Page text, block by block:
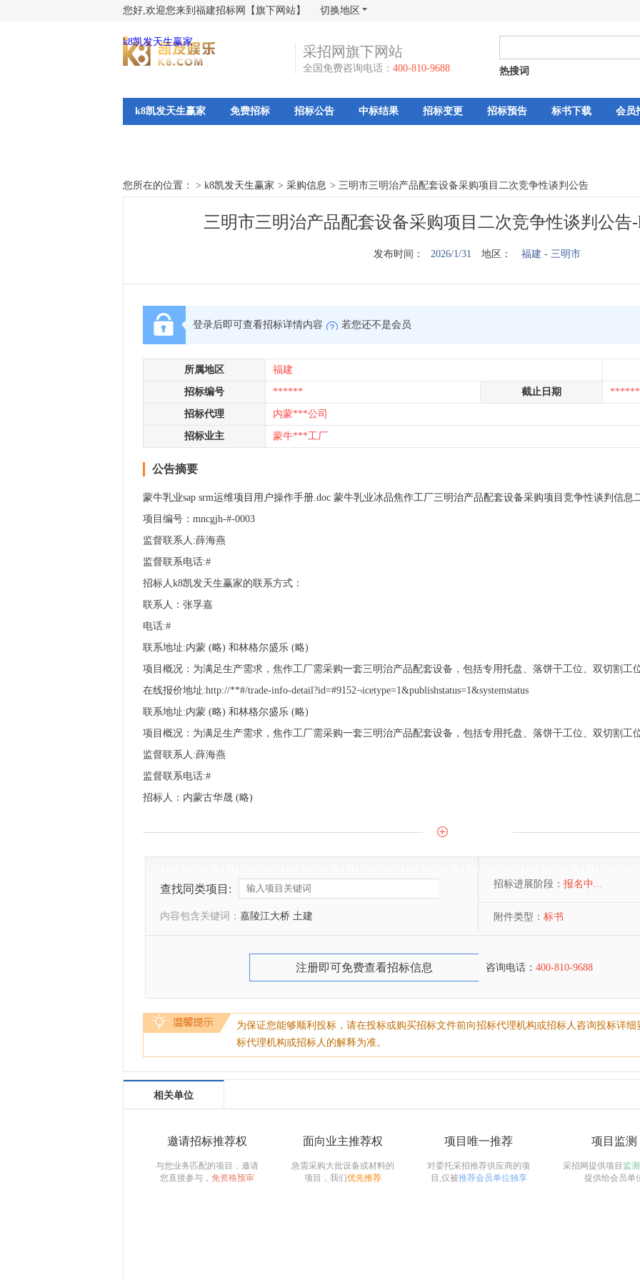
您好,欢迎您来到福建招标网【旗下网站】 切换地区
k8凯发天生赢家
采招网旗下网站
全国免费咨询电话： 400-810-9688 热搜词
k8凯发天生赢家 免费招标 招标公告 中标结果 招标变更 招标预告 标书下载 会员
您所在的位置： > k8凯发天生赢家 > 采购信息 > 三明市三明治产品配套设备采购项目二次竞争性谈判公告
三明市三明治产品配套设备采购项目二次竞争性谈判公告
发布时间： 2026/1/31 地区： 福建 - 三明市
登录后即可查看招标详情内容 若您还不是会员
所属地区 福建
招标编号 ****** 截止日期 ******
招标代理 内蒙***公司
招标业主 蒙牛***工厂
公告摘要
蒙牛乳业sap srm运维项目用户操作手册.doc 蒙牛乳业冰品焦作工厂三明治产品配套设备采购项目竞争性谈判信息
项目编号：mncgjh-#-0003
监督联系人:薛海燕
监督联系电话:#
招标人k8凯发天生赢家的联系方式：
联系人：张孚嘉
电话:#
联系地址:内蒙 (略) 和林格尔盛乐 (略)
项目概况：为满足生产需求，焦作工厂需采购一套三明治产品配套设备，包括专用托盘、落饼干工位、双切割工
在线报价地址:http://**#/trade-info-detail?id=#9152¬icetype=1&publishstatus=1&systemstatus
联系地址:内蒙 (略) 和林格尔盛乐 (略)
项目概况：为满足生产需求，焦作工厂需采购一套三明治产品配套设备，包括专用托盘、落饼干工位、双切割工
监督联系人:薛海燕
监督联系电话:#
招标人：内蒙古华晟 (略)
查找同类项目:
内容包含关键词： 嘉陵江大桥 土建
招标进展阶段： 报名中...
附件类型： 标书
注册即可免费查看招标信息 咨询电话： 400-810-9688
为保证您能够顺利投标，请在投标或购买招标文件前向招标代理机构或招标人咨询投标详
标代理机构或招标人的解释为准。
相关单位
邀请招标推荐权
与您业务匹配的项目，邀请
您直接参与， 免资格预审
面向业主推荐权
急需采购大批设备或材料的
项目，我们优先推荐
项目唯一推荐
对委托采招推荐供应商的项
目,仅被推荐会员单位独享
项目监测
采招网提供项目 监
提供给会员单